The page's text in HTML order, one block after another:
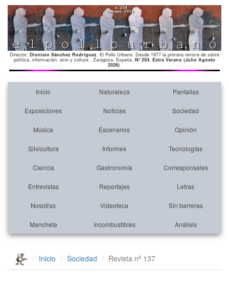
Director: Dionisio Sánchez Rodríguez. El Pollo Urbano. Desde 1977 la primera revista de sátira
política, información, ocio y cultura . Zaragoza. España. Nº 254. Extra Verano (Julio Agosto
2026).
Inicio Naturaleza Pantallas
Exposiciones Noticias Sociedad
Música Escenarios Opinión
Silvicultura Informes Tecnologías
Ciencia Gastronomía Corresponsales
Entrevistas Reportajes Letras
Nosotras Videoteca Sin barreras
Mancheta Incombustibles Análisis
Inicio Sociedad Revista nº 137